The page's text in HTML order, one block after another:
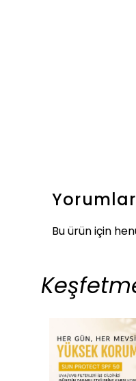
Yorumlar
Bu ürün için